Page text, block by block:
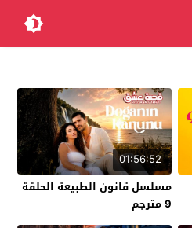
01:56:52
مسلسل قانون الطبيعة الحلقة
9 مترجم